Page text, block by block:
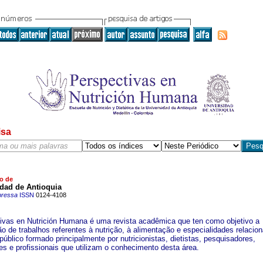
de
de Antioquia
ISSN 0124-4108
en Nutrición Humana é uma revista acadêmica que ten como objetivo a
de trabalhos referentes à nutrição, à alimentação e especialidades
formado principalmente por nutricionistas, dietistas, pesquisadores,
e profissionais que utilizam o conhecimento desta área.